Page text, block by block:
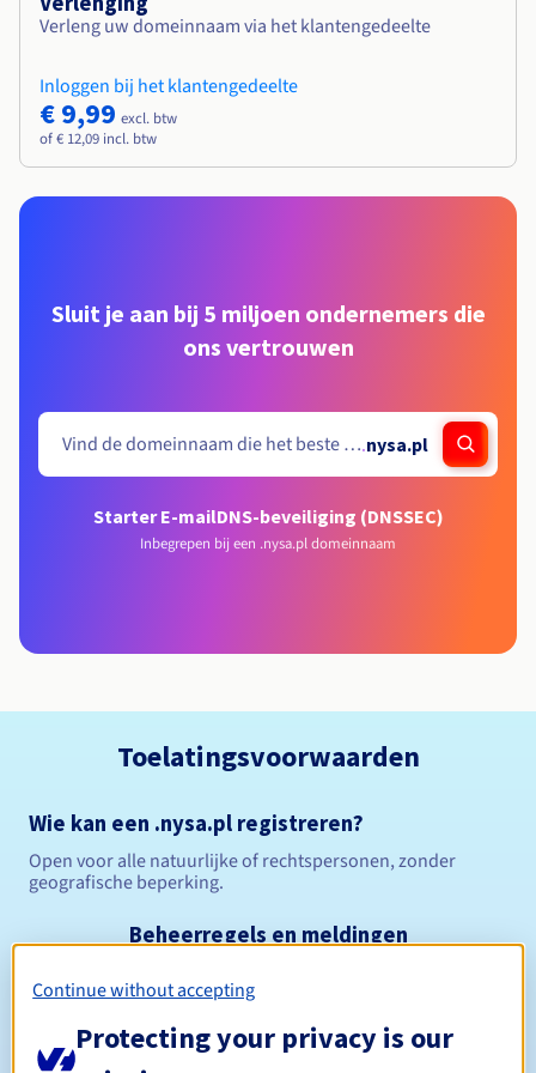
Verleng uw domeinnaam via het klantengedeelte
Inloggen bij het klantengedeelte
€ 9,99 excl. btw
of € 12,09 incl. btw
Sluit je aan bij 5 miljoen ondernemers die
ons vertrouwen
.nysa.pl
Starter E-mailDNS-beveiliging (DNSSEC)
Inbegrepen bij een .nysa.pl domeinnaam
Toelatingsvoorwaarden
Wie kan een .nysa.pl registreren?
Open voor alle natuurlijke of rechtspersonen, zonder
geografische beperking.
Beheerregels en meldingen
Registratieperiode
Continue without accepting
Protecting your privacy is our